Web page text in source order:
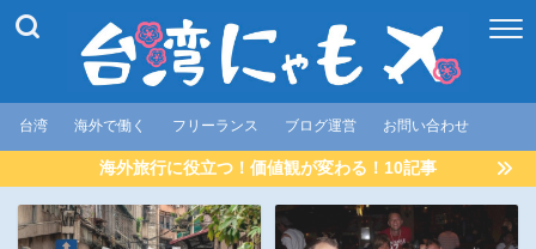
台湾 海外で働く フリーランス ブログ運営 お問い合わせ
海外旅行に役立つ！価値観が変わる！10記事